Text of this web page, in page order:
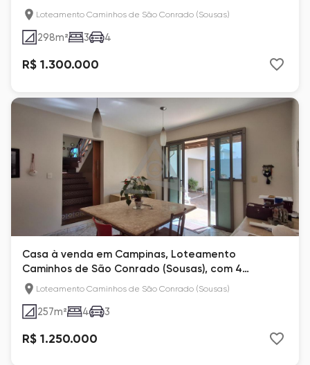
com 298 m²
Loteamento Caminhos de São Conrado (Sousas)
298m² 3 4
R$ 1.300.000
Casa à venda em Campinas, Loteamento
Caminhos de São Conrado (Sousas), com 4
quartos, com 257 m²
Loteamento Caminhos de São Conrado (Sousas)
257m² 4 3
R$ 1.250.000